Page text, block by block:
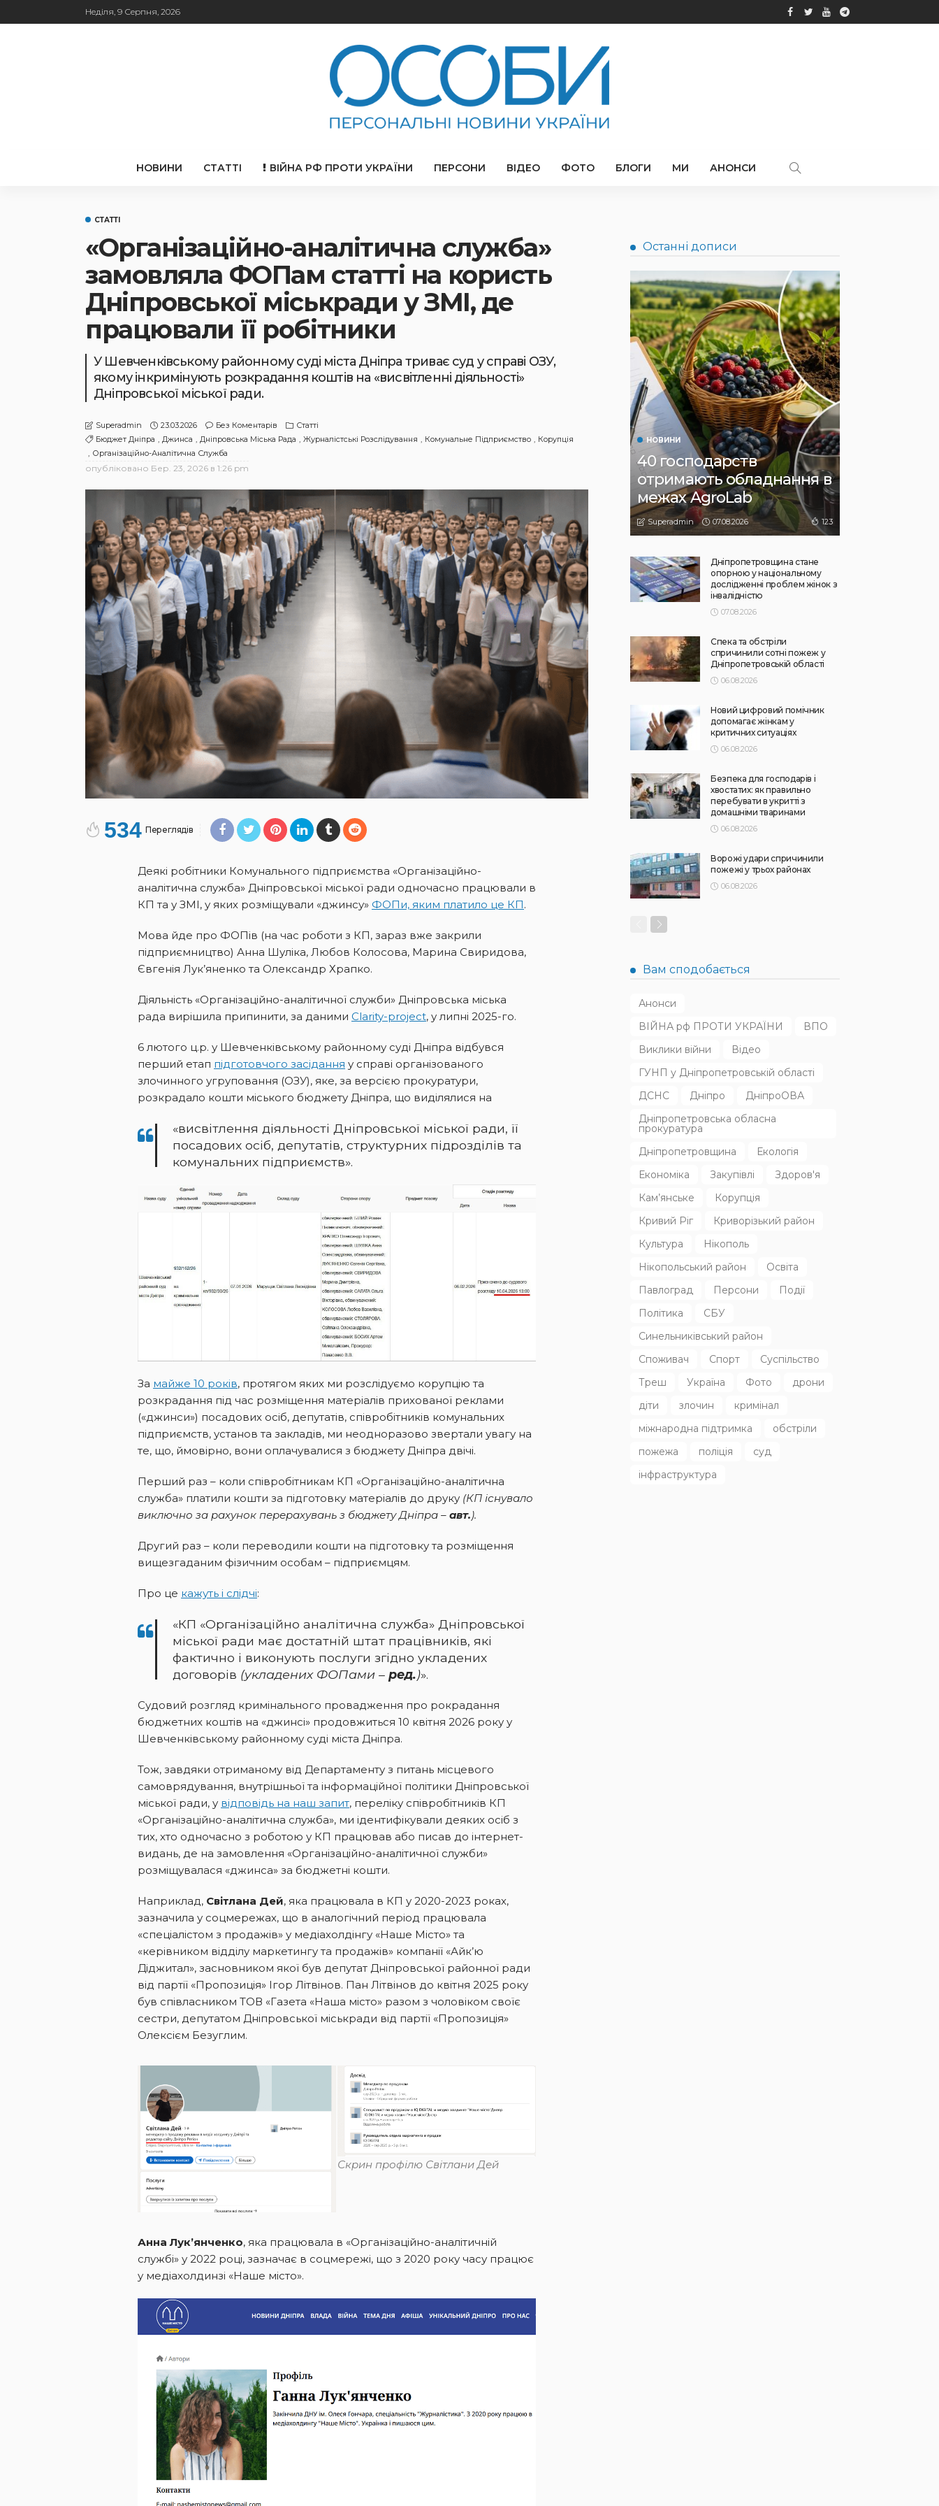
Неділя, 9 Серпня, 2026
НОВИНИ СТАТТІ ВІЙНА РФ ПРОТИ УКРАЇНИ ПЕРСОНИ ВІДЕО ФОТО БЛОГИ МИ АНОНСИ
СТАТТІ
«Організаційно-аналітична служба»
замовляла ФОПам статті на користь
Дніпровської міськради у ЗМІ, де
працювали її робітники
У Шевченківському районному суді міста Дніпра триває суд у справі ОЗУ,
якому інкримінують розкрадання коштів на «висвітленні діяльності»
Дніпровської міської ради.
Superadmin 23.03.2026 Без Коментарів
Статті
Бюджет Дніпра
Джинса Дніпровська Міська Рада Журналістські Розслідування Комунальне Підприємство
Корупція
Організаційно-Аналітична Служба
опубліковано Бер. 23, 2026 в 1:26 pm
534 Переглядів
Деякі робітники Комунального підприємства «Організаційно-
аналітична служба» Дніпровської міської ради одночасно працювали в
КП та у ЗМІ, у яких розміщували «джинсу» ФОПи, яким платило це КП.
Мова йде про ФОПів (на час роботи з КП, зараз вже закрили
підприємництво) Анна Шуліка, Любов Колосова, Марина Свиридова,
Євгенія Лук’яненко та Олександр Храпко.
Діяльність «Організаційно-аналітичної служби» Дніпровська міська
рада вирішила припинити, за даними Clarity-project, у липні 2025-го.
6 лютого ц.р. у Шевченківському районному суді Дніпра відбувся
перший етап підготовчого засідання у справі організованого
злочинного угруповання (ОЗУ), яке, за версією прокуратури,
розкрадало кошти міського бюджету Дніпра, що виділялися на
«висвітлення діяльності Дніпровської міської ради, її
посадових осіб, депутатів, структурних підрозділів та
комунальних підприємств».
За майже 10 років, протягом яких ми розслідуємо корупцію та
розкрадання під час розміщення матеріалів прихованої реклами
(«джинси») посадових осіб, депутатів, співробітників комунальних
підприємств, установ та закладів, ми неодноразово звертали увагу на
те, що, ймовірно, вони оплачувалися з бюджету Дніпра двічі.
Перший раз – коли співробітникам КП «Організаційно-аналітична
служба» платили кошти за підготовку матеріалів до друку (КП існувало
виключно за рахунок перерахувань з бюджету Дніпра – авт.).
Другий раз – коли переводили кошти на підготовку та розміщення
вищезгаданим фізичним особам – підприємцям.
Про це кажуть і слідчі:
«КП «Організаційно аналітична служба» Дніпровської
міської ради має достатній штат працівників, які
фактично і виконують послуги згідно укладених
договорів (укладених ФОПами – ред.)».
Судовий розгляд кримінального провадження про рокрадання
бюджетних коштів на «джинсі» продовжиться 10 квітня 2026 року у
Шевченківському районному суді міста Дніпра.
Тож, завдяки отриманому від Департаменту з питань місцевого
самоврядування, внутрішньої та інформаційної політики Дніпровської
міської ради, у відповідь на наш запит, переліку співробітників КП
«Організаційно-аналітична служба», ми ідентифікували деяких осіб з
тих, хто одночасно з роботою у КП працював або писав до інтернет-
видань, де на замовлення «Організаційно-аналітичної служби»
розміщувалася «джинса» за бюджетні кошти.
Наприклад, Світлана Дей, яка працювала в КП у 2020-2023 роках,
зазначила у соцмережах, що в аналогічний період працювала
«спеціалістом з продажів» у медіахолдінгу «Наше Місто» та
«керівником відділу маркетингу та продажів» компанії «Айк’ю
Діджитал», засновником якої був депутат Дніпровської районної ради
від партії «Пропозиція» Ігор Літвінов. Пан Літвінов до квітня 2025 року
був співласником ТОВ «Газета «Наша місто» разом з чоловіком своїє
сестри, депутатом Дніпровської міськради від партії «Пропозиція»
Олексієм Безуглим.
Скрин профілю Світлани Дей
Анна Лук’янченко, яка працювала в «Організаційно-аналітичній
службі» у 2022 році, зазначає в соцмережі, що з 2020 року часу працює
у медіахолдинзі «Наше місто».
Останні дописи
НОВИНИ
40 господарств
отримають обладнання в
межах AgroLab
Superadmin 07.08.2026 123
Дніпропетровщина стане
опорною у національному
дослідженні проблем жінок з
інвалідністю
07.08.2026
Спека та обстріли
спричинили сотні пожеж у
Дніпропетровській області
06.08.2026
Новий цифровий помічник
допомагає жінкам у
критичних ситуаціях
06.08.2026
Безпека для господарів і
хвостатих: як правильно
перебувати в укритті з
домашніми тваринами
06.08.2026
Ворожі удари спричинили
пожежі у трьох районах
06.08.2026
Вам сподобається
Анонси
ВІЙНА рф ПРОТИ УКРАЇНИ
ВПО
Виклики війни
Відео
ГУНП у Дніпропетровській області
ДСНС
Дніпро
ДніпроОВА
Дніпропетровська обласна
прокуратура
Дніпропетровщина
Екологія
Економіка
Закупівлі
Здоров'я
Кам’янське
Корупція
Кривий Ріг
Криворізький район
Культура
Нікополь
Нікопольський район
Освіта
Павлоград
Персони
Події
Політика
СБУ
Синельниківський район
Споживач
Спорт
Суспільство
Треш
Україна Фото
дрони
діти
злочин
кримінал
міжнародна підтримка
обстріли
пожежа
поліція
суд
інфраструктура